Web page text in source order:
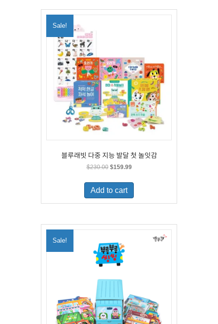
Sale!
블루래빗 다중 지능 발달 첫 놀잇감
$230.00 Original
was:
$230.00.
$159.99Current
is:
Add to cart
Sale!